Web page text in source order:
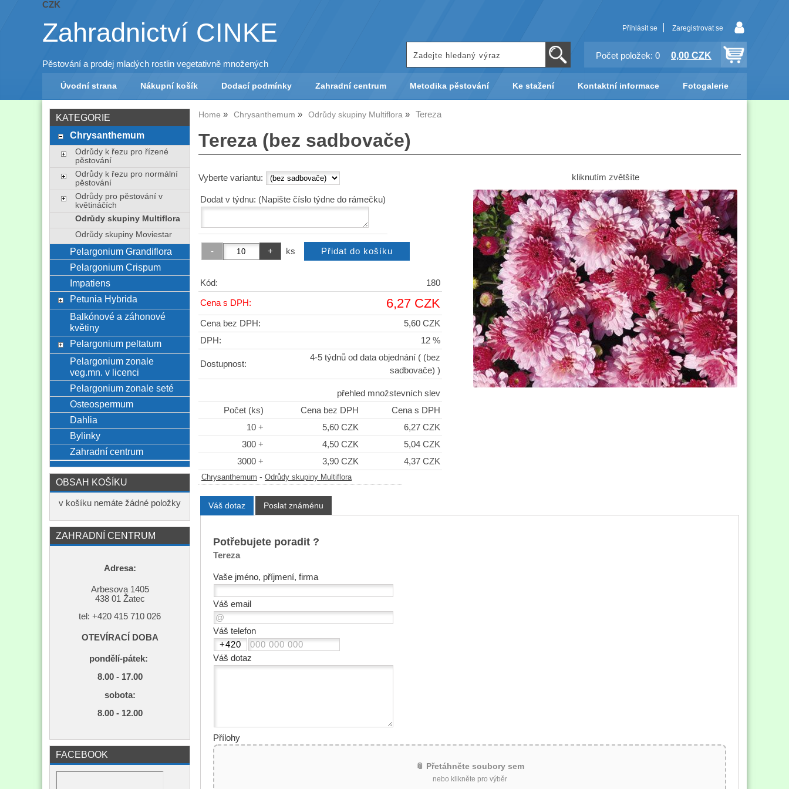
CZK
Přihlásit se Zaregistrovat se
Počet položek: 0 0,00 CZK
Zahradnictví CINKE
Pěstování a prodej mladých rostlin vegetativně množených
Úvodní strana Nákupní košík Dodací podmínky Zahradní centrum Metodika pěstování Ke stažení Kontaktní informace Fotogalerie
Home Chrysanthemum Odrůdy skupiny Multiflora Tereza
Tereza (bez sadbovače)
kliknutím zvětšíte
Vyberte variantu:
Dodat v týdnu: (Napište číslo týdne do rámečku)
ks
Kód: 180
Cena s DPH: 6,27 CZK
Cena bez DPH:
5,60 CZK
DPH:
12 %
Dostupnost:
4-5 týdnů od data objednání ( (bez
sadbovače) )
přehled množstevních slev
Počet (ks)
Cena bez DPH
Cena s DPH
10 +
5,60 CZK
6,27 CZK
300 +
4,50 CZK
5,04 CZK
3000 +
3,90 CZK 4,37 CZK
Chrysanthemum - Odrůdy skupiny Multiflora
Váš dotaz Poslat známénu
Potřebujete poradit ?
Tereza
Vaše jméno, příjmení, firma
Váš email
Váš telefon
Váš dotaz
Přílohy
📎 Přetáhněte soubory sem
nebo klikněte pro výběr
KATEGORIE
Chrysanthemum
Odrůdy k řezu pro řízené
pěstování
Odrůdy k řezu pro normální
pěstování
Odrůdy pro pěstování v
květináčích
Odrůdy skupiny Multiflora
Odrůdy skupiny Moviestar
Pelargonium Grandiflora
Pelargonium Crispum
Impatiens
Petunia Hybrida
Balkónové a záhonové
květiny
Pelargonium peltatum
Pelargonium zonale
veg.mn. v licenci
Pelargonium zonale seté
Osteospermum
Dahlia
Bylinky
Zahradní centrum
OBSAH KOŠÍKU
v košíku nemáte žádné položky
ZAHRADNÍ CENTRUM
Adresa:
Arbesova 1405
438 01 Žatec
tel: +420 415 710 026
OTEVÍRACÍ DOBA
pondělí-pátek:
8.00 - 17.00
sobota:
8.00 - 12.00
FACEBOOK